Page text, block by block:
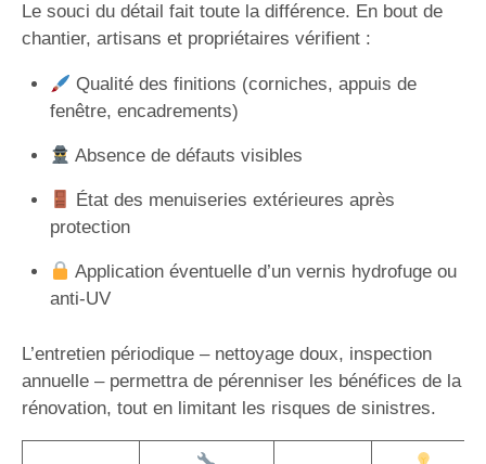
Le souci du détail fait toute la différence. En bout de
chantier, artisans et propriétaires vérifient :
Qualité des finitions (corniches, appuis de
fenêtre, encadrements)
Absence de défauts visibles
État des menuiseries extérieures après
protection
Application éventuelle d’un vernis hydrofuge ou
anti-UV
L’entretien périodique – nettoyage doux, inspection
annuelle – permettra de pérenniser les bénéfices de la
rénovation, tout en limitant les risques de sinistres.